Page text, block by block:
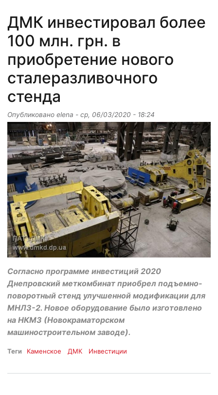
ДМК инвестировал более
100 млн. грн. в
приобретение нового
сталеразливочного
стенда
Опубликовано elena - ср, 06/03/2020 - 18:24
Согласно программе инвестиций 2020
Днепровский меткомбинат приобрел подъемно-
поворотный стенд улучшенной модификации для
МНЛЗ-2. Новое оборудование было изготовлено
на НКМЗ (Новокраматорском
машиностроительном заводе).
Теги Каменское ДМК Инвестиции